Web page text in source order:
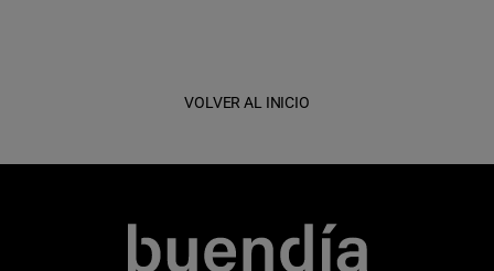
VOLVER AL INICIO